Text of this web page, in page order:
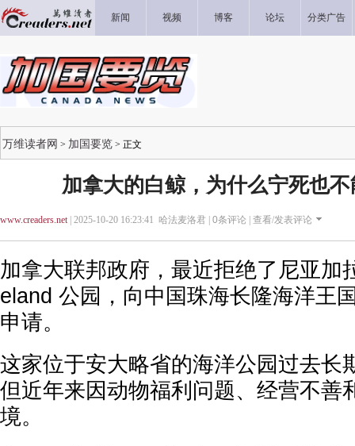
新闻 视频 博客 论坛 分类广告
万维读者网 > 加国要览 > 正文
加拿大的白鲸，为什么宁死也
www.creaders.net| 2025-10-20 16:23:41 哈法麦洛君 | 0条评论 | 查看/发表评论
加拿大联邦政府，最近拒绝了尼亚加
eland 公园，向中国珠海长隆海洋王
申请。
这家位于安大略省的海洋公园过去长
但近年来因动物福利问题、经营不善
境。